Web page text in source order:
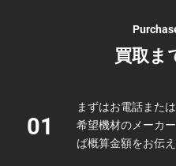
買取ま
01
まずはお電話また
希望機材のメーカ
ば概算金額をお伝